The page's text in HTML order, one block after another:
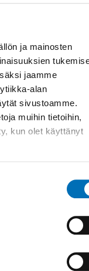
ja mainosten
jaamme
alan
sivustoamme.
muihin tietoihin,
kun olet käyttänyt
trust in a